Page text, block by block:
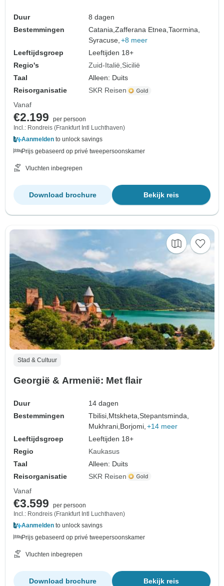
Duur
8 dagen
Bestemmingen
Catania,Zafferana Etnea,Taormina,
Syracuse, +8 meer
Leeftijdsgroep
Leeftijden 18+
Regio's
Zuid-Italië Sicilië
Taal
Alleen: Duits
Reisorganisatie
SKR Reisen
Vanaf
€2.199
per persoon
Incl.: Rondreis (Frankfurt Intl Luchthaven)
Aanmelden to unlock savings
Prijs gebaseerd op privé tweepersoonskamer
Vluchten inbegrepen
Bekijk reis
Download brochure
Stad & Cultuur
Georgië & Armenië: Met flair
Duur
14 dagen
Bestemmingen
Tbilisi, Mtskheta,Stepantsminda,
Mukhrani, Borjomi, +14 meer
Leeftijdsgroep
Leeftijden 18+
Regio
Kaukasus
Taal
Alleen: Duits
Reisorganisatie
SKR Reisen
Vanaf
€3.599
per persoon
Incl.: Rondreis (Frankfurt Intl Luchthaven)
Aanmelden to unlock savings
Prijs gebaseerd op privé tweepersoonskamer
Vluchten inbegrepen
Bekijk reis
Download brochure